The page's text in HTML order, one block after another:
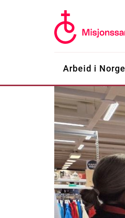
Arbeid i Norge